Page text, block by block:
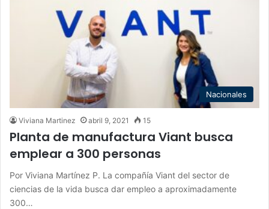
Nacionales
Viviana Martinez abril 9, 2021 15
Planta de manufactura Viant busca
emplear a 300 personas
Por Viviana Martínez P. La compañía Viant del sector de
ciencias de la vida busca dar empleo a aproximadamente
300…